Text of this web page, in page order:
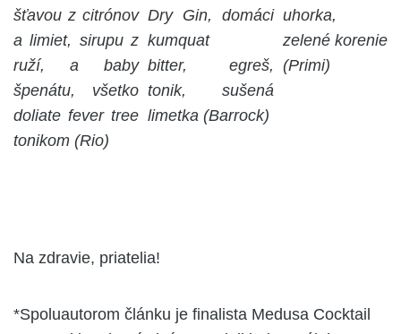
šťavou z citrónov
a limiet, sirupu z
ruží, a baby
špenátu, všetko
doliate fever tree
tonikom (Rio)
Dry Gin, domáci
kumquat
bitter, egreš,
tonik, sušená
limetka (Barrock)
uhorka,
zelené korenie
(Primi)
Na zdravie, priatelia!
*Spoluautorom článku je finalista Medusa Cocktail